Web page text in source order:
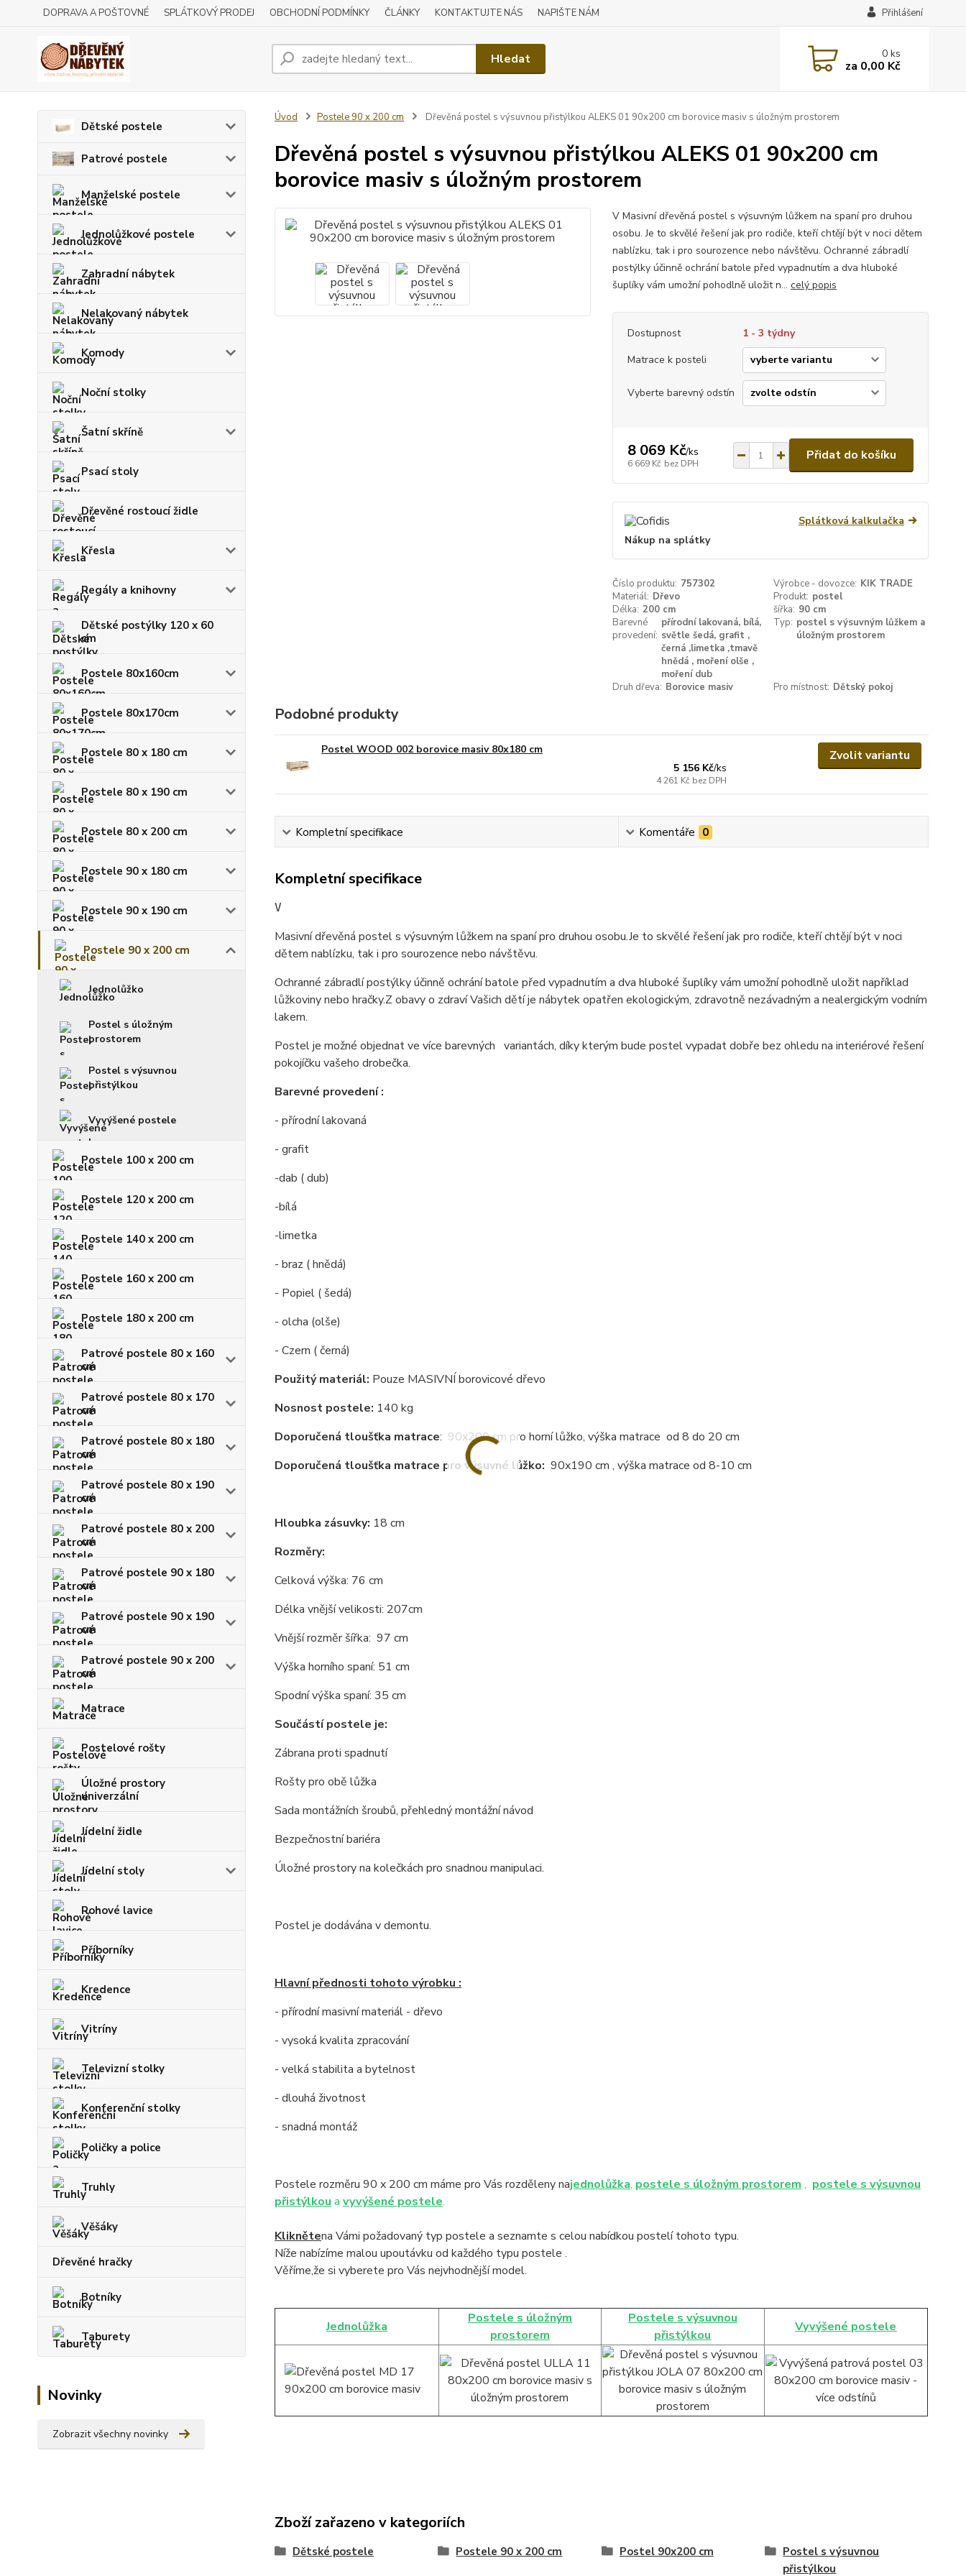
DOPRAVA A POŠTOVNÉ SPLÁTKOVÝ PRODEJ OBCHODNÍ PODMÍNKY ČLÁNKY KONTAKTUJTE NÁS NAPIŠTE NÁM Přihlášení
Hledat 0ks
za 0,00 Kč
Dětské postele
Patrové postele
Manželské postele
Jednolůžkové postele
Zahradní nábytek
Nelakovaný nábytek
Komody
Noční stolky
Šatní skříně
Psací stoly
Dřevěné rostoucí židle
Křesla
Regály a knihovny
Dětské postýlky 120 x 60
cm
Postele 80x160cm
Postele 80x170cm
Postele 80 x 180 cm
Postele 80 x 190 cm
Postele 80 x 200 cm
Postele 90 x 180 cm
Postele 90 x 190 cm
Postele 90 x 200 cm
Jednolůžko
Postel s úložným
prostorem
Postel s výsuvnou
přistýlkou
Vyvýšené postele
Postele 100 x 200 cm
Postele 120 x 200 cm
Postele 140 x 200 cm
Postele 160 x 200 cm
Postele 180 x 200 cm
Patrové postele 80 x 160
cm
Patrové postele 80 x 170
cm
Patrové postele 80 x 180
cm
Patrové postele 80 x 190
cm
Patrové postele 80 x 200
cm
Patrové postele 90 x 180
cm
Patrové postele 90 x 190
cm
Patrové postele 90 x 200
cm
Matrace
Postelové rošty
Úložné prostory
univerzální
Jídelní židle
Jídelní stoly
Rohové lavice
Příborníky
Kredence
Vitríny
Televizní stolky
Konferenční stolky
Poličky a police
Truhly
Věšáky
Dřevěné hračky
Botníky
Taburety
Novinky
Zobrazit všechny novinky
Úvod Postele 90 x 200 cm Dřevěná postel s výsuvnou přistýlkou ALEKS 01 90x200 cm borovice masiv s úložným prostorem
Dřevěná postel s výsuvnou přistýlkou ALEKS 01 90x200 cm
borovice masiv s úložným prostorem
V Masivní dřevěná postel s výsuvným lůžkem na spaní pro druhou
osobu. Je to skvělé řešení jak pro rodiče, kteří chtějí být v noci dětem
nablízku, tak i pro sourozence nebo návštěvu. Ochranné zábradlí
postýlky účinně ochrání batole před vypadnutím a dva hluboké
šuplíky vám umožní pohodlně uložit n... celý popis
Dostupnost
1 - 3 týdny
Matrace k posteli
Vyberte barevný odstín
8 069 Kč/ks
6 669 Kč bez DPH
Přidat do košíku
Splátková kalkulačka
Nákup na splátky
Číslo produktu: 757302 Výrobce - dovozce: KIK TRADE
Materiál: Dřevo Produkt: postel
Délka: 200 cm šířka: 90 cm
Barevné
provedení:
přírodní lakovaná, bílá,
světle šedá, grafit ,
černá ,limetka ,tmavě
hnědá , moření olše ,
moření dub
Typ: postel s výsuvným lůžkem a
úložným prostorem
Druh dřeva: Borovice masiv Pro místnost: Dětský pokoj
Podobné produkty
Postel WOOD 002 borovice masiv 80x180 cm
5 156 Kč/ks
4 261 Kč bez DPH
Zvolit variantu
Kompletní specifikace Komentáře 0
Kompletní specifikace
V
Masivní dřevěná postel s výsuvným lůžkem na spaní pro druhou osobu.Je to skvělé řešení jak pro rodiče, kteří chtějí být v noci
dětem nablízku, tak i pro sourozence nebo návštěvu.
Ochranné zábradlí postýlky účinně ochrání batole před vypadnutím a dva hluboké šuplíky vám umožní pohodlně uložit například
lůžkoviny nebo hračky.Z obavy o zdraví Vašich dětí je nábytek opatřen ekologickým, zdravotně nezávadným a nealergickým vodním
lakem.
Postel je možné objednat ve více barevných variantách, díky kterým bude postel vypadat dobře bez ohledu na interiérové ​​řešení
pokojíčku vašeho drobečka.
Barevné provedení :
- přírodní lakovaná
- grafit
-dab ( dub)
-bílá
-limetka
- braz ( hnědá)
- Popiel ( šedá)
- olcha (olše)
- Czern ( černá)
Použitý materiál: Pouze MASIVNÍ borovicové dřevo
Nosnost postele: 140 kg
Doporučená tloušťka matrace: 90x200 cm pro horní lůžko, výška matrace od 8 do 20 cm
Doporučená tloušťka matrace pro výsuvné lůžko: 90x190 cm , výška matrace od 8-10 cm
Hloubka zásuvky: 18 cm
Rozměry:
Celková výška: 76 cm
Délka vnější velikosti: 207cm
Vnější rozměr šířka: 97 cm
Výška horního spaní: 51 cm
Spodní výška spaní: 35 cm
Součástí postele je:
Zábrana proti spadnutí
Rošty pro obě lůžka
Sada montážních šroubů, přehledný montážní návod
Bezpečnostní bariéra
Úložné prostory na kolečkách pro snadnou manipulaci.
Postel je dodávána v demontu.
Hlavní přednosti tohoto výrobku :
- přírodní masivní materiál - dřevo
- vysoká kvalita zpracování
- velká stabilita a bytelnost
- dlouhá životnost
- snadná montáž
Postele rozměru 90 x 200 cm máme pro Vás rozděleny najednolůžka, postele s úložným prostorem , postele s výsuvnou
přistýlkou a vyvýšené postele.
Kliknětena Vámi požadovaný typ postele a seznamte s celou nabídkou postelí tohoto typu.
Níže nabízíme malou upoutávku od každého typu postele .
Věříme,že si vyberete pro Vás nejvhodnější model.
Jednolůžka
Postele s úložným
prostorem
Postele s výsuvnou
přistýlkou
Vyvýšené postele
Zboží zařazeno v kategoriích
Dětské postele Postele 90 x 200 cm Postel 90x200 cm
Postel s výsuvnou
přistýlkou